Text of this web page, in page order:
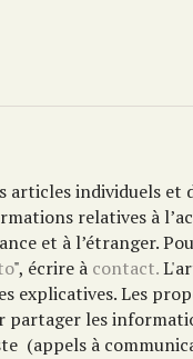
articles individuels et
relatives à
et à l’étranger.
", écrire à contact.
explicatives. Les
partager les
(appels à